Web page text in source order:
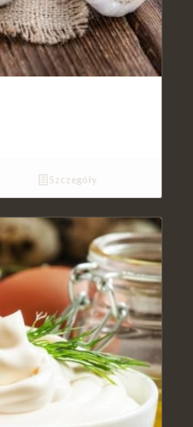
Szczegóły